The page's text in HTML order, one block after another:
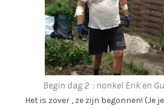
Begin dag 2 : nonkel Erik en
Het is zover , ze zijn begonnen! (Je